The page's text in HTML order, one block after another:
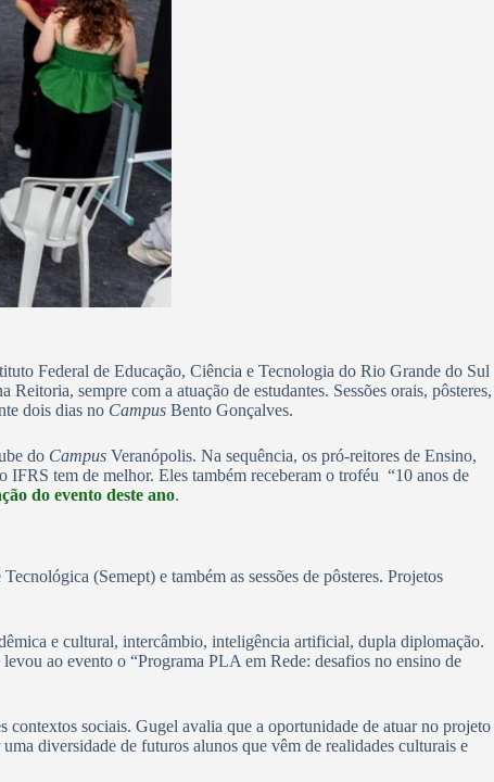
Federal de Educação, Ciência e Tecnologia do Rio Grande do Sul
Reitoria, sempre com a atuação de estudantes. Sessões orais, pôsteres,
dois dias no Campus Bento Gonçalves.
do Campus Veranópolis. Na sequência, os pró-reitores de Ensino,
tem de melhor. Eles também receberam o troféu “10 anos de
do evento deste ano.
(Semept) e também as sessões de pôsteres. Projetos
e cultural, intercâmbio, inteligência artificial, dupla diplomação.
ao evento o “Programa PLA em Rede: desafios no ensino de
sociais. Gugel avalia que a oportunidade de atuar no projeto
diversidade de futuros alunos que vêm de realidades culturais e